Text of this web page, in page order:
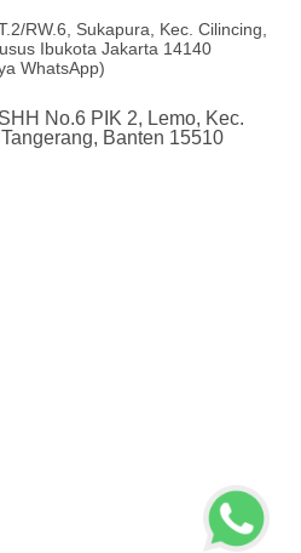
RW.6, Sukapura, Kec. Cilincing,
Ibukota Jakarta 14140
WhatsApp)
No.6 PIK 2, Lemo, Kec.
Banten 15510